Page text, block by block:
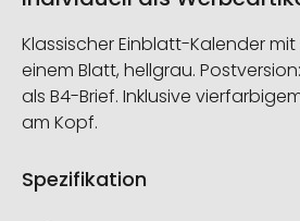
Klassischer Einblatt-Kalender
einem Blatt, hellgrau.
als B4-Brief. Inklusive
am Kopf.
Spezifikation